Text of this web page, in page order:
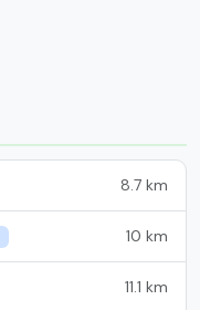
8.7 km
10 km
11.1 km